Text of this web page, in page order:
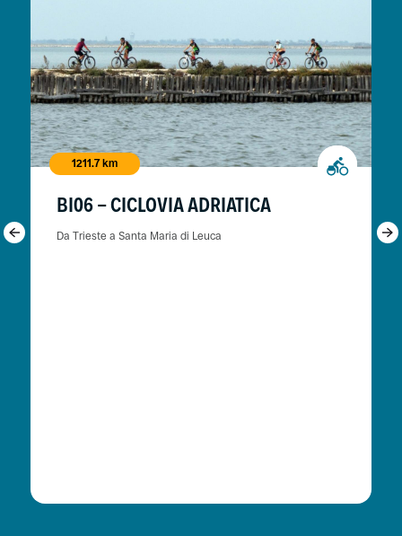
1211.7 km
BI06 - CICLOVIA ADRIATICA
Da Trieste a Santa Maria di Leuca